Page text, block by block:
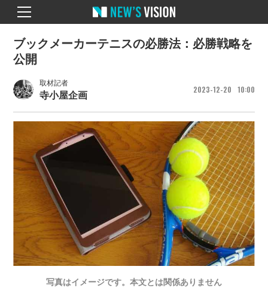
取材記者
寺小屋企画
2023 12 20 10 00
ブックメーカーテニスの必勝法：必勝戦略を
公開
写真はイメージです。本文とは関係ありません